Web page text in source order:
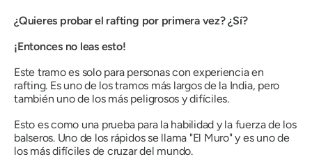
¿Quieres probar el rafting por primera vez? ¿Sí?
¡Entonces no leas esto!
Este tramo es solo para personas con experiencia en
rafting. Es uno de los tramos más largos de la India, pero
también uno de los más peligrosos y difíciles.
Esto es como una prueba para la habilidad y la fuerza de los
balseros. Uno de los rápidos se llama "El Muro" y es uno de
los más difíciles de cruzar del mundo.